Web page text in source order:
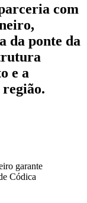
com
da ponte da
e a
região.